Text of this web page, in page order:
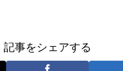
記事をシェアする